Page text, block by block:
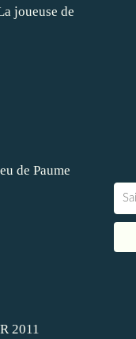
joueuse de
de Paume
2011